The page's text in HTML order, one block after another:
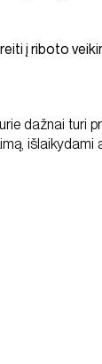
į riboto
dažnai turi